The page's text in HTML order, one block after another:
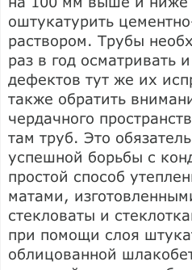
оштукатурить
раствором. Трубы
раз в год осматривать
дефектов тут же их
также обратить
чердачного
там труб. Это
успешной борьбы с
простой способ
матами,
стекловаты и
при помощи слоя
облицованной